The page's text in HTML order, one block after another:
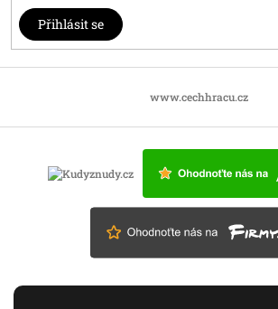
Přihlásit se
www.cechhracu.cz